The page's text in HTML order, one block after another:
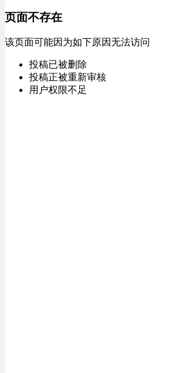
页面不存在
该页面可能因为如下原因无法访问
投稿已被删除
投稿正被重新审核
用户权限不足